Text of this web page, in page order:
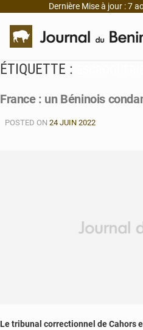
Dernière Mise à jour : 7
ÉTIQUETTE :
France : un Béninois
POSTED ON 24 JUIN 2022
Le tribunal correctionnel de Cahors